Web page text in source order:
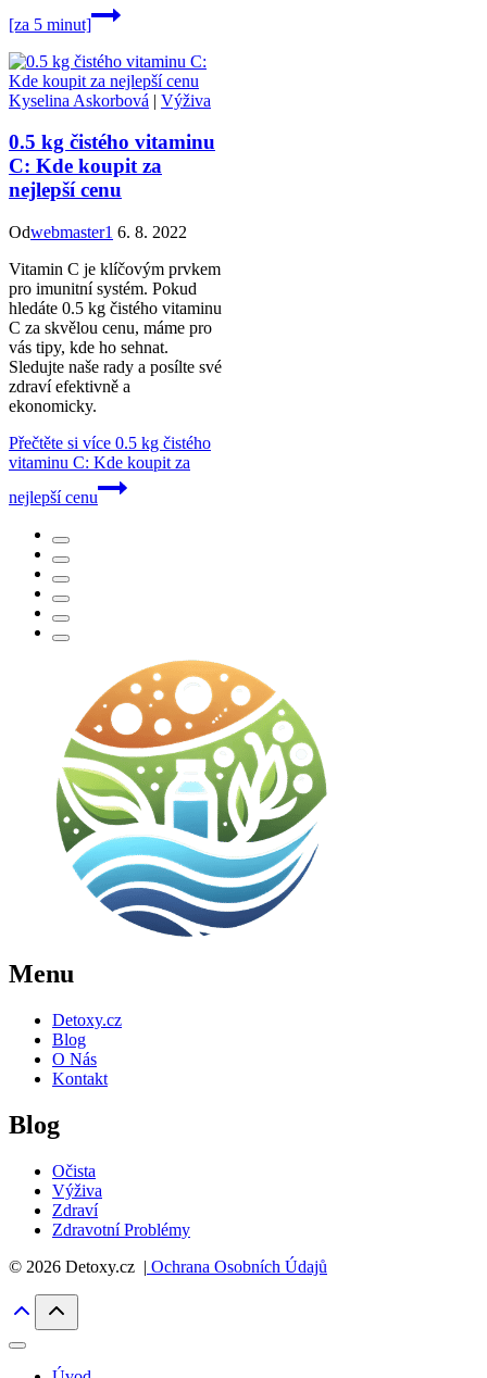
[za 5 minut]
Kyselina Askorbová | Výživa
0.5 kg čistého vitaminu
C: Kde koupit za
nejlepší cenu
Odwebmaster1 6. 8. 2022
Vitamin C je klíčovým prvkem
pro imunitní systém. Pokud
hledáte 0.5 kg čistého vitaminu
C za skvělou cenu, máme pro
vás tipy, kde ho sehnat.
Sledujte naše rady a posílte své
zdraví efektivně a
ekonomicky.
Přečtěte si více 0.5 kg čistého
vitaminu C: Kde koupit za
nejlepší cenu
Menu
Detoxy.cz
Blog
O Nás
Kontakt
Blog
Očista
Výživa
Zdraví
Zdravotní Problémy
© 2026 Detoxy.cz | Ochrana Osobních Údajů